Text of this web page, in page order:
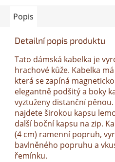
Popis
Detailní popis produktu
Tato dámská kabelka je
hrachové kůže. Kabelka
která se zapíná
elegantně podšitý a boky
vyztuženy distanční
najdete širokou kapsu
další boční kapsu na zip.
(4 cm) ramenní popruh,
bavlněného popruhu a
řemínku.